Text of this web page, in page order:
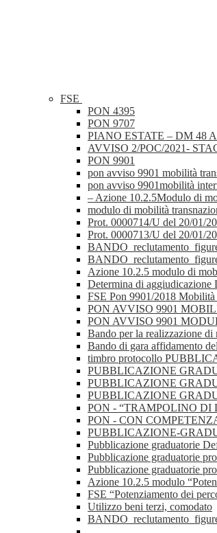
FSE
PON 4395
PON 9707
PIANO ESTATE – DM 48
AVVISO 2/POC/2021-
PON 9901
pon avviso 9901 mobilità
pon avviso 9901mobilità
– Azione 10.2.5Modulo di
modulo di mobilità
Prot. 0000714/U del 20/
Prot. 0000713/U del 20/
Azione 10.2.5 modulo di
Determina di aggiudicazione
FSE Pon 9901/2018
PON AVVISO 9901
PON AVVISO 9901
Bando per la realizzazione
Bando di gara affidamento
timbro protocollo
PUBBLICAZIONE
PUBBLICAZIONE
PUBBLICAZIONE
PON - “TRAMPOLINO DI
PON - CON
PUBBLICAZIONE-
Pubblicazione graduatorie
Pubblicazione graduatorie
Pubblicazione graduatorie
Azione 10.2.5 modulo
FSE “Potenziamento dei
Utilizzo beni terzi, comodato